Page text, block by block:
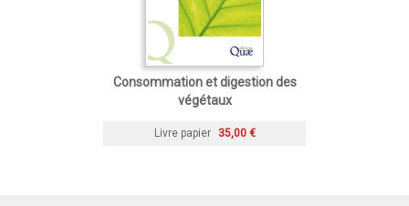
Consommation et digestion des
végétaux
Livre papier 35,00 €